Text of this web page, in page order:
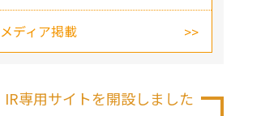
メディア掲載
IR専用サイトを開設しました